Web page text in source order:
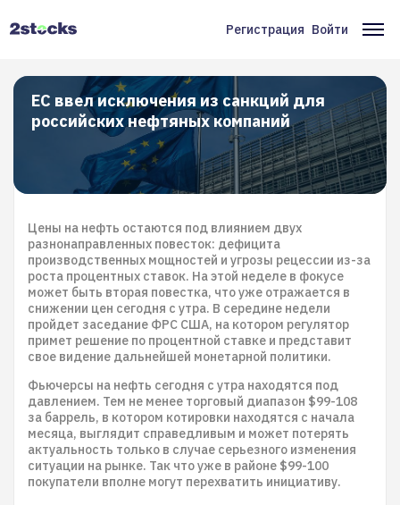
Меню
учётной
записи
пользователя
Регистрация Войти
ЕС ввел исключения из санкций для
российских нефтяных компаний
Цены на нефть остаются под влиянием двух
разнонаправленных повесток: дефицита
производственных мощностей и угрозы рецессии из-за
роста процентных ставок. На этой неделе в фокусе
может быть вторая повестка, что уже отражается в
снижении цен сегодня с утра. В середине недели
пройдет заседание ФРС США, на котором регулятор
примет решение по процентной ставке и представит
свое видение дальнейшей монетарной политики.
Фьючерсы на нефть сегодня с утра находятся под
давлением. Тем не менее торговый диапазон $99-108
за баррель, в котором котировки находятся с начала
месяца, выглядит справедливым и может потерять
актуальность только в случае серьезного изменения
ситуации на рынке. Так что уже в районе $99-100
покупатели вполне могут перехватить инициативу.